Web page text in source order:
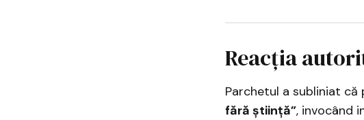
Reacția
Parchetul a subliniat
fără știință”, invocând